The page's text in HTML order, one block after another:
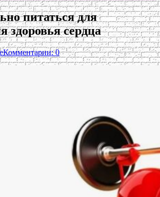
питаться для
здоровья сердца
Комментарии: 0